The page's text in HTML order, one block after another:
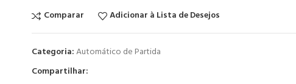
Comparar
Adicionar à Lista de Desejos
Categoria:Automático de Partida
Compartilhar: